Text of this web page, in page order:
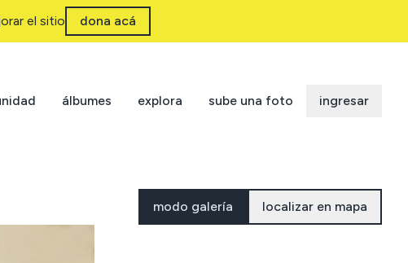
el sitio dona acá
álbumes explora sube una foto ingresar
modo galería localizar en mapa